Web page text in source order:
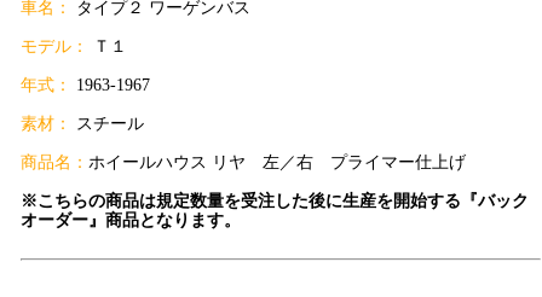
車名： タイプ２ ワーゲンバス
モデル： Ｔ１
年式： 1963-1967
素材： スチール
商品名： ホイールハウス リヤ 左／右 プライマー仕上げ
※こちらの商品は規定数量を受注した後に生産を開始する『バック
オーダー』商品となります。